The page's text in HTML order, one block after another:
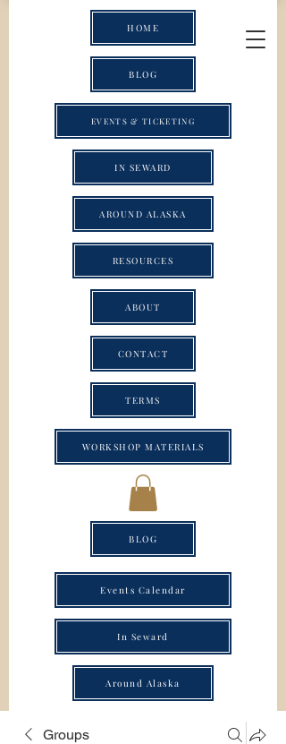
Events Calendar
In Seward
Around Alaska
BLOG
HOME
BLOG
IN SEWARD
AROUND ALASKA
RESOURCES
ABOUT
CONTACT
TERMS
WORKSHOP MATERIALS
EVENTS & TICKETING
Groups